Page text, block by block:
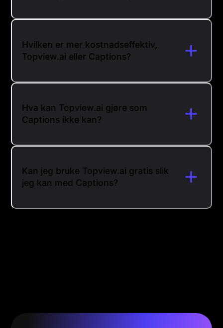
Hvilken er mer kostnadseffektiv,
Topview.ai eller Captions?
Hva kan Topview.ai gjøre som
Captions ikke kan?
Kan jeg bruke Topview.ai gratis slik
jeg kan med Captions?